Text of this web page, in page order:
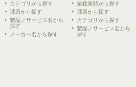
カテゴリから探す
課題から探す
製品／サービス名から
探す
メーカー名から探す
業種業態から探す
課題から探す
カテゴリから探す
製品／サービス名から
探す